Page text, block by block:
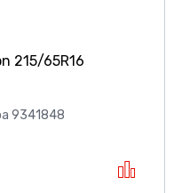
215/65R16
9341848